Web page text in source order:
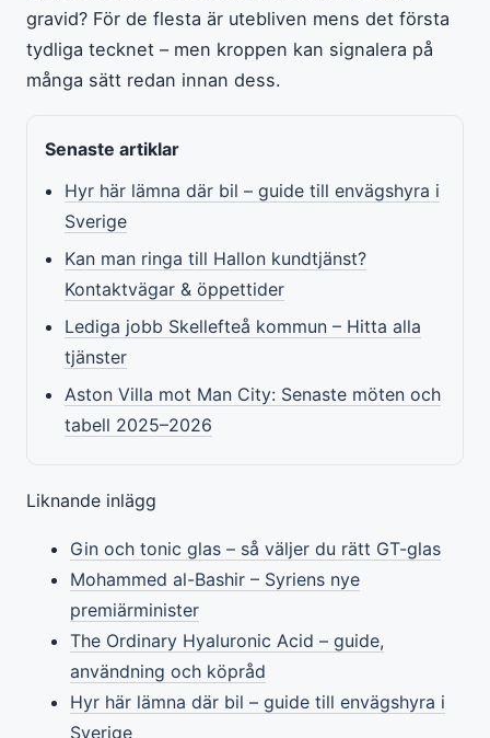
gravid? För de flesta är utebliven mens det första
tydliga tecknet – men kroppen kan signalera på
många sätt redan innan dess.
Senaste artiklar
Hyr här lämna där bil – guide till envägshyra i
Sverige
Kan man ringa till Hallon kundtjänst?
Kontaktvägar & öppettider
Lediga jobb Skellefteå kommun – Hitta alla
tjänster
Aston Villa mot Man City: Senaste möten och
tabell 2025–2026
Liknande inlägg
Gin och tonic glas – så väljer du rätt GT-glas
Mohammed al-Bashir – Syriens nye
premiärminister
The Ordinary Hyaluronic Acid – guide,
användning och köpråd
Hyr här lämna där bil – guide till envägshyra i
Sverige